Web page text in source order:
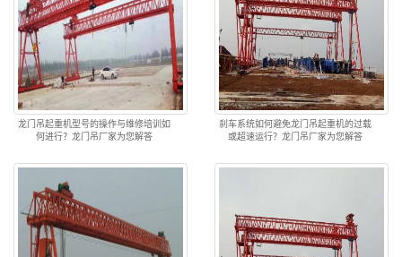
龙门吊起重机型号的操作与维修培训如
何进行？龙门吊厂家为您解答
刹车系统如何避免龙门吊起重机的过载
或超速运行？龙门吊厂家为您解答